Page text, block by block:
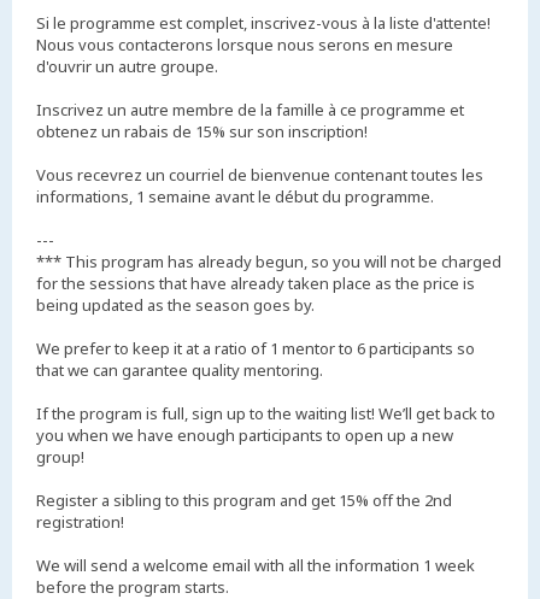
Si le programme est complet, inscrivez-vous à la liste d'attente!
Nous vous contacterons lorsque nous serons en mesure
d'ouvrir un autre groupe.
Inscrivez un autre membre de la famille à ce programme et
obtenez un rabais de 15% sur son inscription!
Vous recevrez un courriel de bienvenue contenant toutes les
informations, 1 semaine avant le début du programme.
---
*** This program has already begun, so you will not be charged
for the sessions that have already taken place as the price is
being updated as the season goes by.
We prefer to keep it at a ratio of 1 mentor to 6 participants so
that we can garantee quality mentoring.
If the program is full, sign up to the waiting list! We’ll get back to
you when we have enough participants to open up a new
group!
Register a sibling to this program and get 15% off the 2nd
registration!
We will send a welcome email with all the information 1 week
before the program starts.